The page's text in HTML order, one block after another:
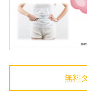
無料